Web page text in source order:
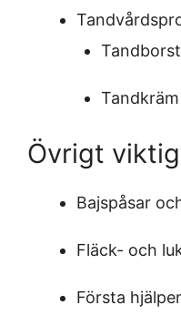
Övrigt
Bajspåsar
Fläck- och
Första